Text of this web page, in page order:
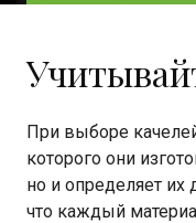
При выборе
которого они
но и определяет их
что каждый